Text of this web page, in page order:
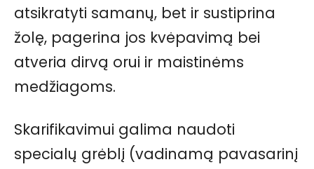
atsikratyti samanų, bet ir sustiprina
žolę, pagerina jos kvėpavimą bei
atveria dirvą orui ir maistinėms
medžiagoms.
Skarifikavimui galima naudoti
specialų grėblį (vadinamą pavasarinį